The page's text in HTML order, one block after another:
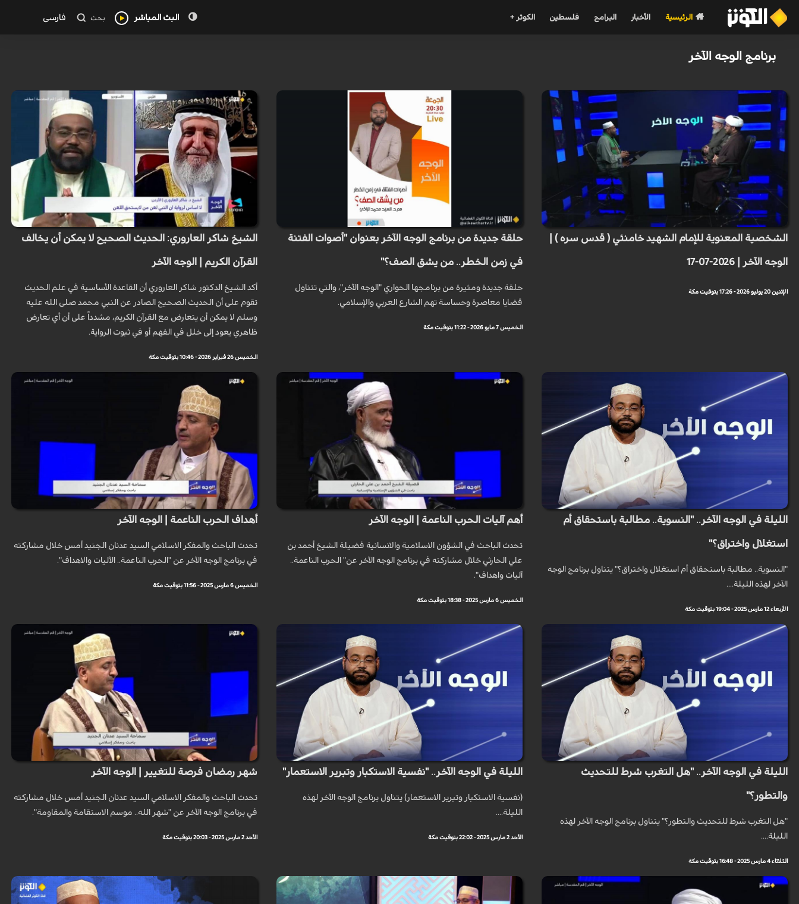
الرئيسية الأخبار البرامج فلسطين الكوثر + البث المباشر بحث فارسی
برنامج الوجه الآخر
الشخصية المعنوية للإمام الشهيد خامنئي ( قدس سره ) |
الوجه الآخر | 2026-07-17
الإثنين 20 يوليو 2026 - 17:26 بتوقيت مكة
حلقة جديدة من برنامج الوجه الآخر بعنوان ​"أصوات الفتنة
في زمن الخطر.. من يشق الصف؟"
حلقة جديدة ومثيرة من برنامجها الحواري "الوجه الآخر"، والتي تتناول
قضايا معاصرة وحساسة تهم الشارع العربي والإسلامي.
الخميس 7 مايو 2026 - 11:22 بتوقيت مكة
الشيخ شاكر العاروري: الحديث الصحيح لا يمكن أن يخالف
القرآن الكريم | الوجه الآخر
أكد الشيخ الدكتور شاكر العاروري أن القاعدة الأساسية في علم الحديث
تقوم على أن الحديث الصحيح الصادر عن النبي محمد صلى الله عليه
وسلم لا يمكن أن يتعارض مع القرآن الكريم، مشدداً على أن أي تعارض
ظاهري يعود إلى خلل في الفهم أو في ثبوت الرواية.
الخميس 26 فبراير 2026 - 10:46 بتوقيت مكة
الليلة في الوجه الآخر.. "النسوية.. مطالبة باستحقاق أم
استغلال واختراق؟"
"النسوية.. مطالبة باستحقاق أم استغلال واختراق؟" يتناول برنامج الوجه
الآخر لهذه الليلة....
الأربعاء 12 مارس 2025 - 19:04 بتوقيت مكة
أهم آليات الحرب الناعمة | الوجه الآخر
تحدث الباحث في الشؤون الاسلامية والانسانية فضيلة الشيخ أحمد بن
علي الحارثي خلال مشاركته في برنامج الوجه الآخر عن" الحرب الناعمة..
آليات واهداف".
الخميس 6 مارس 2025 - 18:38 بتوقيت مكة
أهداف الحرب الناعمة | الوجه الآخر
تحدث الباحث والمفكر الاسلامي السيد عدنان الجنيد أمس خلال مشاركته
في برنامج الوجه الآخر عن "الحرب الناعمة.. الآليات والاهداف".
الخميس 6 مارس 2025 - 11:56 بتوقيت مكة
الليلة في الوجه الآخر.. "هل التغرب شرط للتحديث
والتطور؟"
"هل التغرب شرط للتحديث والتطور؟" يتناول برنامج الوجه الآخر لهذه
الليلة....
الثلاثاء 4 مارس 2025 - 16:48 بتوقيت مكة
الليلة في الوجه الآخر.. "نفسية الاستكبار وتبرير الاستعمار"
(نفسية الاستكبار وتبرير الاستعمار) يتناول برنامج الوجه الآخر لهذه
الليلة....
الأحد 2 مارس 2025 - 22:02 بتوقيت مكة
شهر رمضان فرصة للتغيير | الوجه الآخر
تحدث الباحث والمفكر الاسلامي السيد عدنان الجنيد أمس خلال مشاركته
في برنامج الوجه الآخر عن "شهر الله.. موسم الاستقامة والمقاومة".
الأحد 2 مارس 2025 - 20:03 بتوقيت مكة